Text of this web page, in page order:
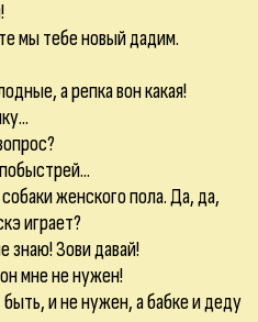
мы тебе новый дадим.
а репка вон какая!
женского пола. Да, да,
играет?
знаю! Зови давай!
мне не нужен!
и не нужен, а бабке и деду